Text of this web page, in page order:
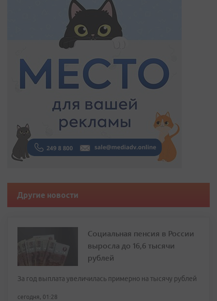
Другие новости
Социальная пенсия в России
выросла до 16,6 тысячи
рублей
За год выплата увеличилась примерно на тысячу рублей
сегодня, 01:28